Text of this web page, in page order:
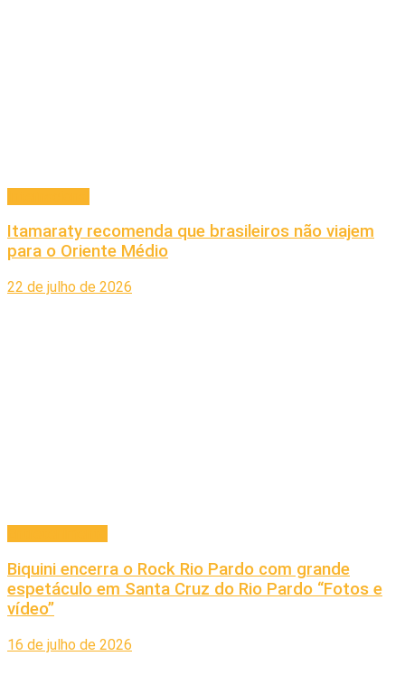
Itamaraty recomenda que brasileiros não viajem
para o Oriente Médio
22 de julho de 2026
Biquini encerra o Rock Rio Pardo com grande
espetáculo em Santa Cruz do Rio Pardo “Fotos e
vídeo”
16 de julho de 2026